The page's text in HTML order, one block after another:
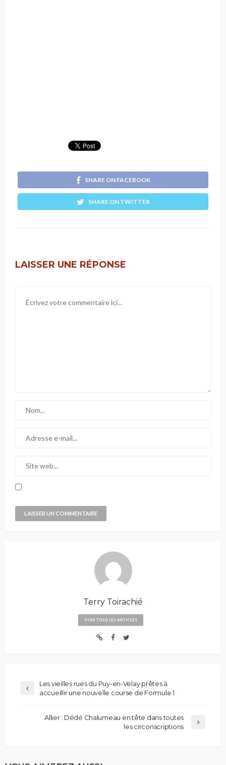
SHARE ON FACEBOOK
SHARE ON TWITTER
LAISSER UNE RÉPONSE
Terry Toirachié
VOIR TOUS LES ARTICLES
Les vieilles rues du Puy-en-Velay prêtes à
accueillir une nouvelle course de Formule 1
Allier : Dédé Chalumeau en tête dans toutes
les circonscriptions